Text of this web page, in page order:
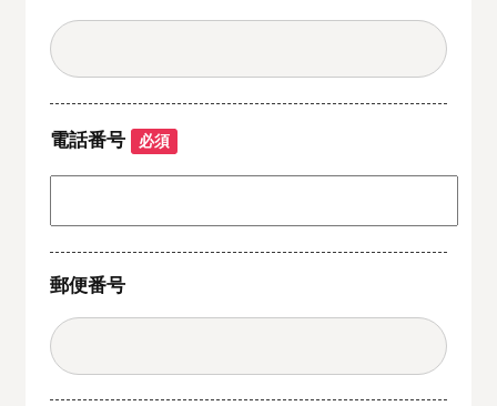
電話番号 必須
郵便番号